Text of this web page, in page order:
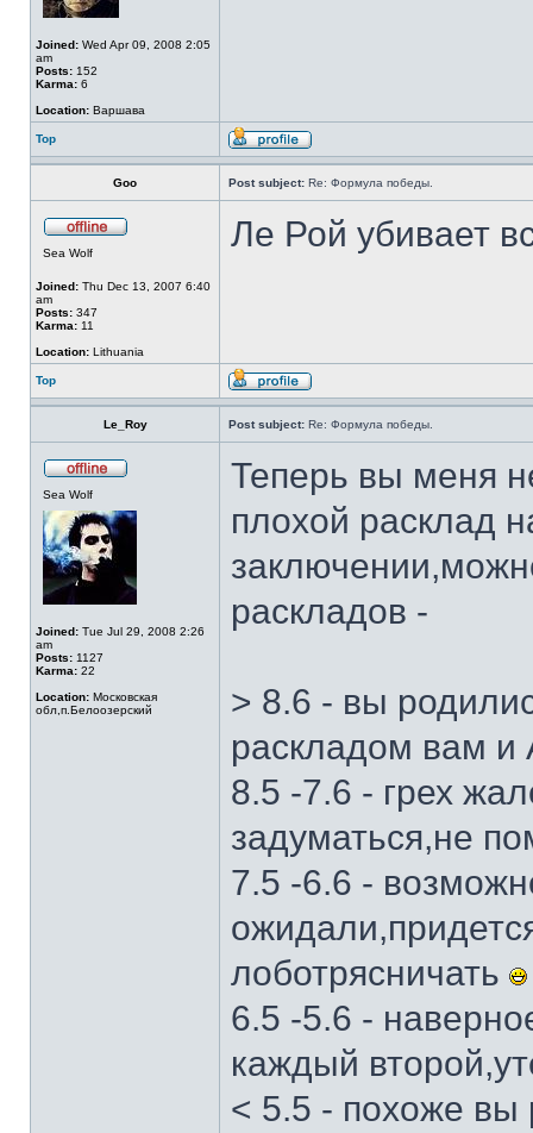
Joined: Wed Apr 09, 2008 2:05
am
Posts: 152
Karma: 6
Location: Варшава
Top
Goo Post subject: Re: Формула победы.
Sea Wolf
Joined: Thu Dec 13, 2007 6:40
am
Posts: 347
Karma: 11
Location: Lithuania
Ле Рой убивает
Top
Le_Roy Post subject: Re: Формула победы.
Sea Wolf
Joined: Tue Jul 29, 2008 2:26
am
Posts: 1127
Karma: 22
Location: Московская
обл,п.Белоозерский
Теперь вы меня
плохой расклад
раскладов -
> 8.6 - вы
раскладом вам
8.5 -7.6 - грех
задуматься,не
7.5 -6.6 -
лоботрясничать
6.5 -5.6 -
каждый
< 5.5 - похоже вы